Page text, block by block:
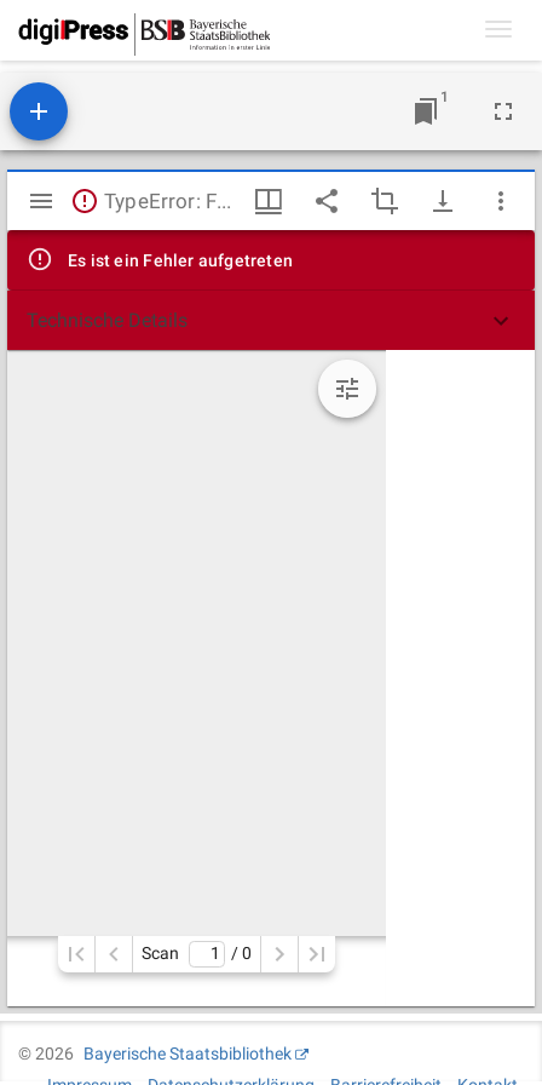
1
Mirador
Viewer
TypeError: Failed to fetch
Es ist ein Fehler aufgetreten
Technische Details
Scan / 0
©2026
Bayerische Staatsbibliothek